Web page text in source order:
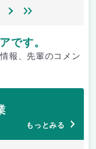
です。
報、先輩のコメン
もっとみる